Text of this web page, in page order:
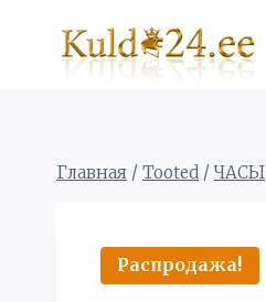
содержимому
Главная / Tooted / ЧАСЫ
Распродажа!